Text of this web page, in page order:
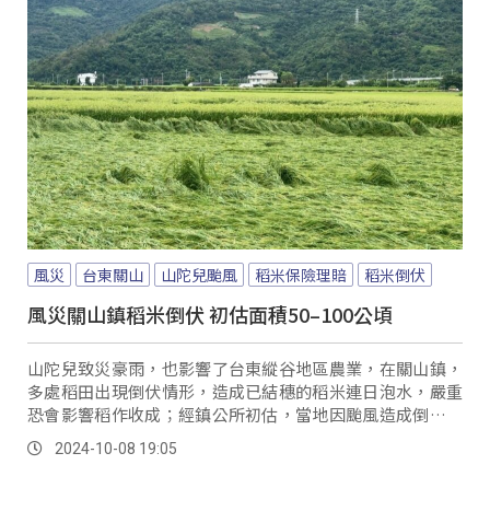
風災 台東關山 山陀兒颱風 稻米保險理賠 稻米倒伏
風災關山鎮稻米倒伏 初估面積50–100公頃
山陀兒致災豪雨，也影響了台東縱谷地區農業，在關山鎮，
多處稻田出現倒伏情形，造成已結穗的稻米連日泡水，嚴重
恐會影響稻作收成；經鎮公所初估，當地因颱風造成倒伏的
田區約為50至100公頃。
2024-10-08 19:05